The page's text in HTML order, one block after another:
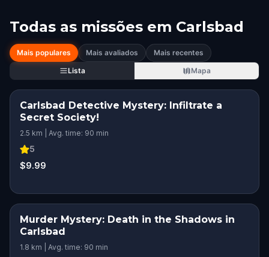
Todas as missões em Carlsbad
Mais populares Mais avaliados
Mais recentes
Lista
Mapa
Carlsbad Detective Mystery: Infiltrate a
Secret Society!
2.5 km | Avg. time: 90 min
5
$9.99
Murder Mystery: Death in the Shadows in
Carlsbad
1.8 km | Avg. time: 90 min